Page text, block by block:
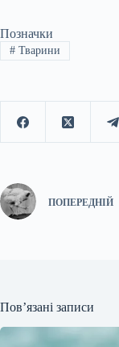
Позначки
#Тварини
ПОПЕРЕДНІЙ
Пов’язані записи